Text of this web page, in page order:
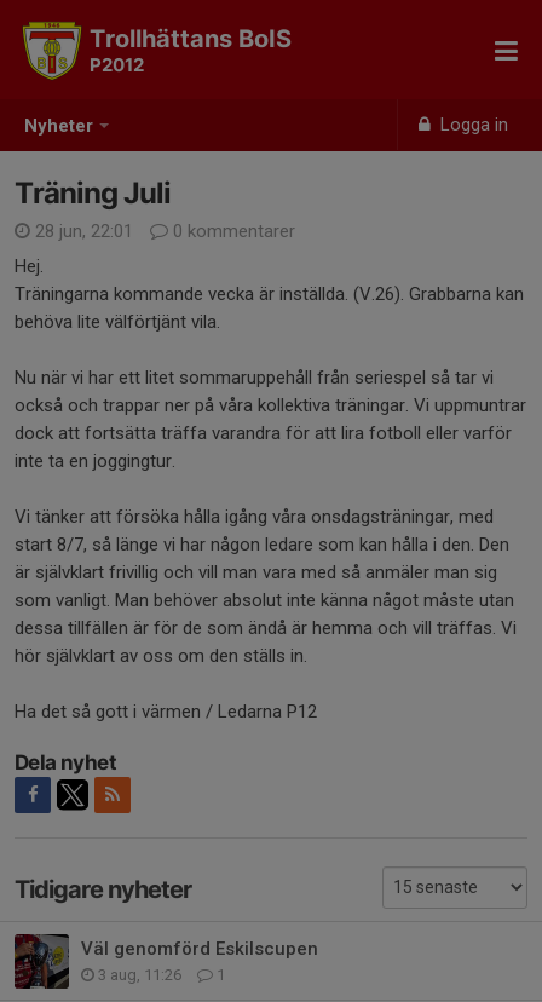
Nyheter Logga in
Trollhättans BoIS
P2012
Träning Juli
28 jun, 22:01
0 kommentarer
Hej.
Träningarna kommande vecka är inställda. (V.26). Grabbarna kan
behöva lite välförtjänt vila.
Nu när vi har ett litet sommaruppehåll från seriespel så tar vi
också och trappar ner på våra kollektiva träningar. Vi uppmuntrar
dock att fortsätta träffa varandra för att lira fotboll eller varför
inte ta en joggingtur.
Vi tänker att försöka hålla igång våra onsdagsträningar, med
start 8/7, så länge vi har någon ledare som kan hålla i den. Den
är självklart frivillig och vill man vara med så anmäler man sig
som vanligt. Man behöver absolut inte känna något måste utan
dessa tillfällen är för de som ändå är hemma och vill träffas. Vi
hör självklart av oss om den ställs in.
Ha det så gott i värmen / Ledarna P12
Dela nyhet
Tidigare nyheter
Väl genomförd Eskilscupen
3 aug, 11:26 1